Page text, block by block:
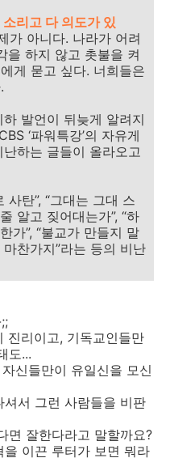
리고 다 의도가 있
가 아니다. 나라가 어려
을 하지 않고 촛불을 켜
게 묻고 싶다. 너희들은
발언이 뒤늦게 알려지
‘파워특강’의 자유게
하는 글들이 올라오고
사탄”, “그대는 그대 스
알고 짖어대는가”, “하
가”, “불교가 만들지 말
찬가지”라는 등의 비난
진리이고, 기독교인들만
도...
신들만이 유일신을 모신
서 그런 사람들을 비판
면 잘한다라고 말할까요?
이끈 루터가 보면 뭐라